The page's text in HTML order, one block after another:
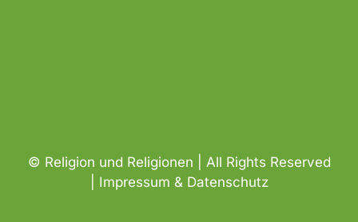
© Religion und Religionen | All Rights Reserved
Impressum & Datenschutz